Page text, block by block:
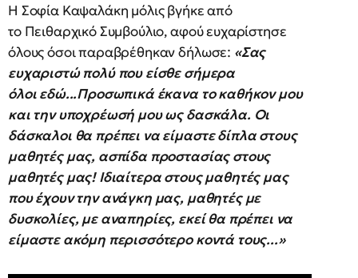
Η Σοφία Καψαλάκη μόλις βγήκε από
το Πειθαρχικό Συμβούλιο, αφού ευχαρίστησε
όλους όσοι παραβρέθηκαν δήλωσε: «Σας
ευχαριστώ πολύ που είσθε σήμερα
όλοι εδώ...Προσωπικά έκανα το καθήκον μου
και την υποχρέωσή μου ως δασκάλα. Οι
δάσκαλοι θα πρέπει να είμαστε δίπλα στους
μαθητές μας, ασπίδα προστασίας στους
μαθητές μας! Ιδιαίτερα στους μαθητές μας
που έχουν την ανάγκη μας, μαθητές με
δυσκολίες, με αναπηρίες, εκεί θα πρέπει να
είμαστε ακόμη περισσότερο κοντά τους...»